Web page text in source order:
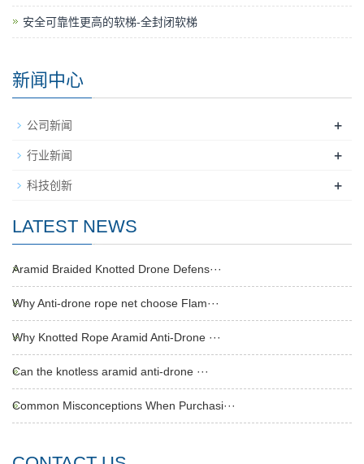
安全可靠性更高的软梯-全封闭软梯
新闻中心
公司新闻 +
行业新闻 +
科技创新 +
LATEST NEWS
Aramid Braided Knotted Drone Defens···
Why Anti-drone rope net choose Flam···
Why Knotted Rope Aramid Anti-Drone ···
Can the knotless aramid anti-drone ···
Common Misconceptions When Purchasi···